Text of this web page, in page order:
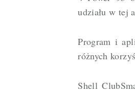
udziału w tej
Program i
różnych
Shell